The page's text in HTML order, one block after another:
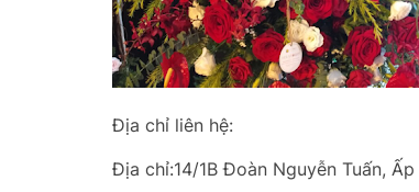
Địa chỉ liên hệ:
Địa chỉ:14/1B Đoàn Nguyễn Tuấn,